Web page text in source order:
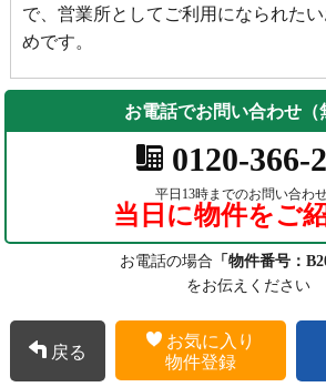
で、営業所としてご利用になられた
めです。
お電話でお問い合わせ（
0120-366-
平日13時までのお問い合わ
当日に物件をご
お電話の場合 「物件番号：
をお伝えください
戻る
お気に入り
物件登録